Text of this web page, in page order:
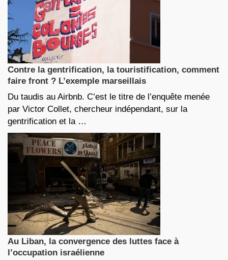
Contre la gentrification, la touristification, comment
faire front ? L’exemple marseillais
Du taudis au Airbnb. C’est le titre de l’enquête menée
par Victor Collet, chercheur indépendant, sur la
gentrification et la …
Au Liban, la convergence des luttes face à
l’occupation israélienne